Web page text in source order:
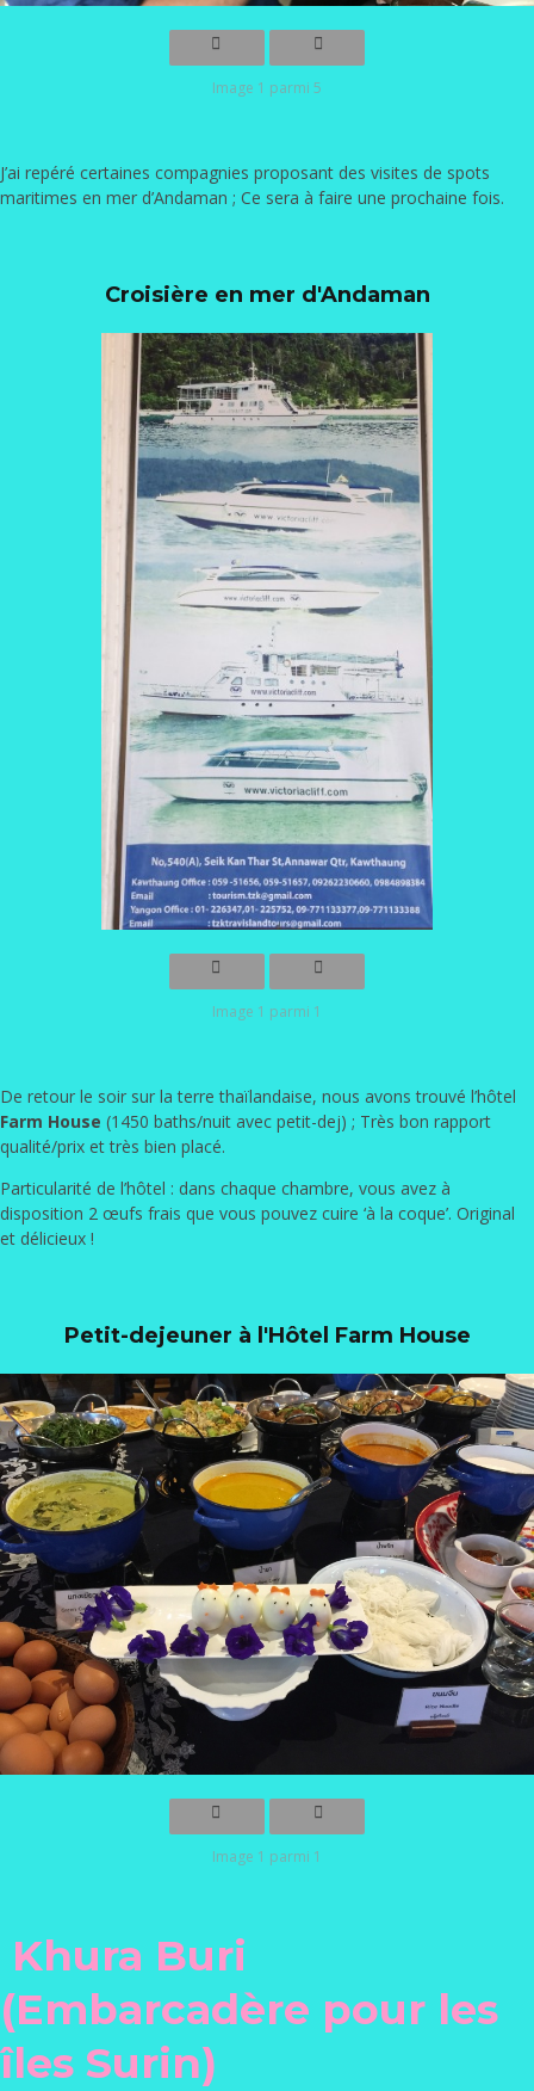
Image 1 parmi 5
J’ai repéré certaines compagnies proposant des visites de spots
maritimes en mer d’Andaman ; Ce sera à faire une prochaine fois.
Croisière en mer d'Andaman
Image 1 parmi 1
De retour le soir sur la terre thaïlandaise, nous avons trouvé l’hôtel
Farm House (1450 baths/nuit avec petit-dej) ; Très bon rapport
qualité/prix et très bien placé.
Particularité de l’hôtel : dans chaque chambre, vous avez à
disposition 2 œufs frais que vous pouvez cuire ‘à la coque’. Original
et délicieux !
Petit-dejeuner à l'Hôtel Farm House
Image 1 parmi 1
Khura Buri
(Embarcadère pour les
îles Surin)